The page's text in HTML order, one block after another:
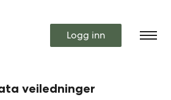
Logg inn
veiledninger